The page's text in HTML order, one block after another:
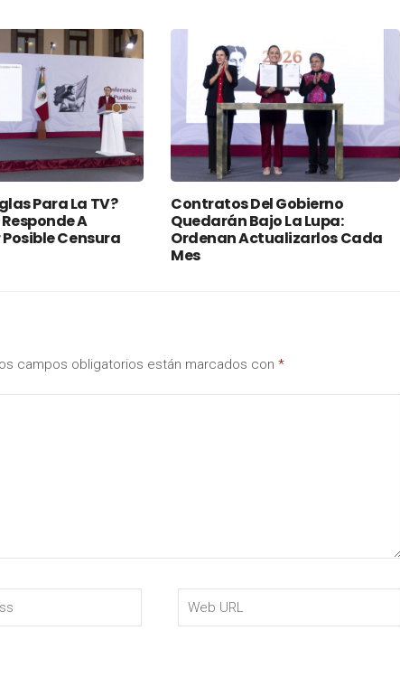
Para La TV?
A
Censura
Contratos Del Gobierno
Quedarán Bajo La Lupa:
Ordenan Actualizarlos Cada
Mes
campos obligatorios están marcados con *